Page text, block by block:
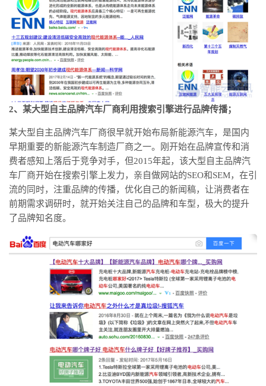
2、某大型自主品牌汽车厂商利用搜索引擎进行品牌传播；
某大型自主品牌汽车厂商很早就开始布局新能源汽车，是国内
早期重要的新能源汽车制造厂商之一。刚开始在品牌宣传和消
费者感知上落后于竞争对手，但2015年起，该大型自主品牌汽
车厂商开始在搜索引擎上发力，亲自做网站的SEO和SEM，在引
流的同时，注重品牌的传播，优化自己的新闻稿，让消费者在
前期需求调研时，就开始关注自己的品牌和车型，极大的提升
了品牌知名度。